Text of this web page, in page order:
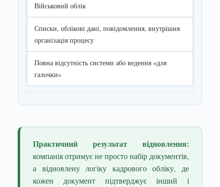
Військовий облік
Списки, облікові дані, повідомлення, внутрішня
організація процесу
Повна відсутність системи або ведення «для
галочки»
Практичний результат відновлення:
компанія отримує не просто набір документів,
а відновлену логіку кадрового обліку, де
кожен документ підтверджує інший і